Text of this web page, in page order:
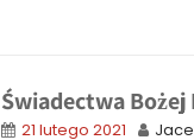
Świadectwa Bożej
21 lutego 2021